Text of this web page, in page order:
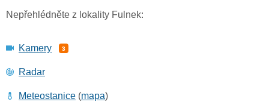
Nepřehlédněte z lokality Fulnek:
Kamery 3
Radar
Meteostanice (mapa)